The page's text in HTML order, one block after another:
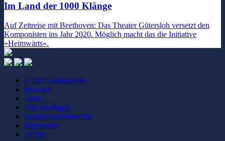
Im Land der 1000 Klänge
Auf Zeitreise mit Beethoven: Das Theater Gütersloh versetzt den
Komponisten ins Jahr 2020. Möglich macht das die Initiative
»Heimwärts«.
© 2025 kultur.west
Kontakt
Abos
Abo kündigen
Datenschutzhinweise
Impressum
AGBs